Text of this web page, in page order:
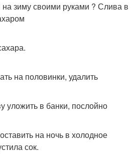
на зиму своими руками ? Слива в
на половинки, удалить
уложить в банки, послойно
на ночь в холодное
сок.